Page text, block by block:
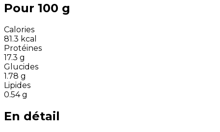
Pour 100 g
Calories
81.3 kcal
Protéines
17.3 g
Glucides
1.78 g
Lipides
0.54 g
En détail